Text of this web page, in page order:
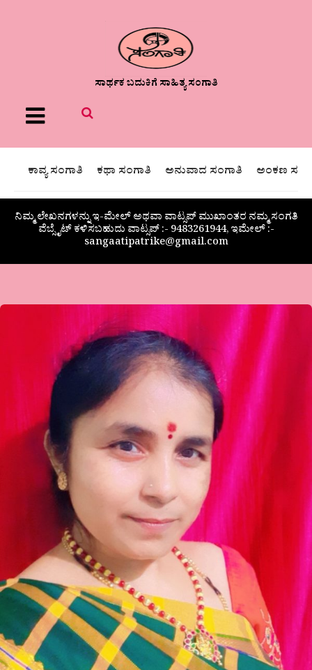
ಸಾರ್ಥಕ ಬದುಕಿಗೆ ಸಾಹಿತ್ಯ ಸಂಗಾತಿ
Menu
ಕಾವ್ಯ ಸಂಗಾತಿ ಕಥಾ ಸಂಗಾತಿ ಅನುವಾದ ಸಂಗಾತಿ ಅಂಕಣ
ನಿಮ್ಮ ಲೇಖನಗಳನ್ನು ಇ-ಮೇಲ್ ಅಥವಾ ವಾಟ್ಸಪ್ ಮುಖಾಂತರ ನಮ್ಮ ಸಂಗತಿ
ವೆಬ್ಸೈಟ್ ಕಳಿಸಬಹುದು ವಾಟ್ಸಪ್‌ :- 9483261944, ಇಮೇಲ್ :-
sangaatipatrike@gmail.com